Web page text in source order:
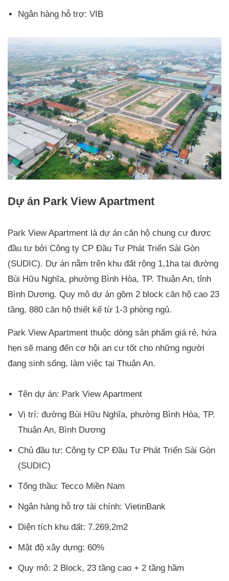
Ngân hàng hỗ trợ: VIB
Dự án Park View Apartment
Park View Apartment là dự án căn hộ chung cư được
đầu tư bởi Công ty CP Đầu Tư Phát Triển Sài Gòn
(SUDIC). Dự án nằm trên khu đất rộng 1,1ha tại đường
Bùi Hữu Nghĩa, phường Bình Hòa, TP. Thuận An, tỉnh
Bình Dương. Quy mô dự án gồm 2 block căn hộ cao 23
tầng, 880 căn hộ thiết kế từ 1-3 phòng ngủ.
Park View Apartment thuộc dòng sản phẩm giá rẻ, hứa
hẹn sẽ mang đến cơ hội an cư tốt cho những người
đang sinh sống, làm việc tại Thuận An.
Tên dự án: Park View Apartment
Vị trí: đường Bùi Hữu Nghĩa, phường Bình Hòa, TP.
Thuận An, Bình Dương
Chủ đầu tư: Công ty CP Đầu Tư Phát Triển Sài Gòn
(SUDIC)
Tổng thầu: Tecco Miền Nam
Ngân hàng hỗ trợ tài chính: VietinBank
Diện tích khu đất: 7.269,2m2
Mật độ xây dựng: 60%
Quy mô: 2 Block, 23 tầng cao + 2 tầng hầm